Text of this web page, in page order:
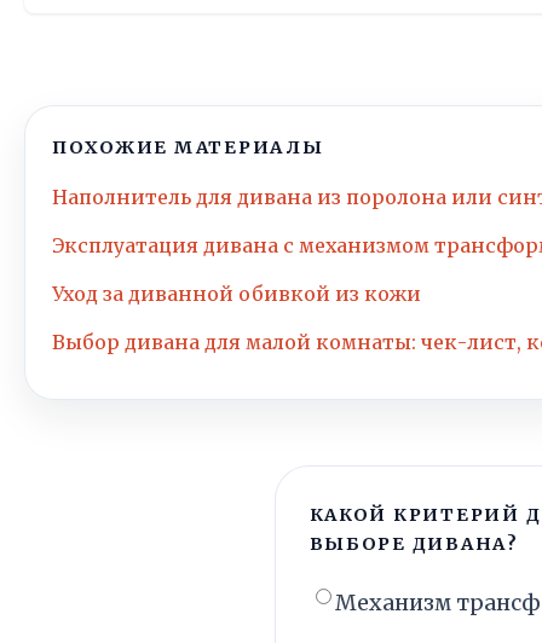
ПОХОЖИЕ МАТЕРИАЛЫ
Наполнитель для дивана из поролона или
Эксплуатация дивана с механизмом
Уход за диванной обивкой из кожи
Выбор дивана для малой комнаты: чек-лист,
КАКОЙ КРИТЕРИЙ
ВЫБОРЕ ДИВАНА?
Механизм